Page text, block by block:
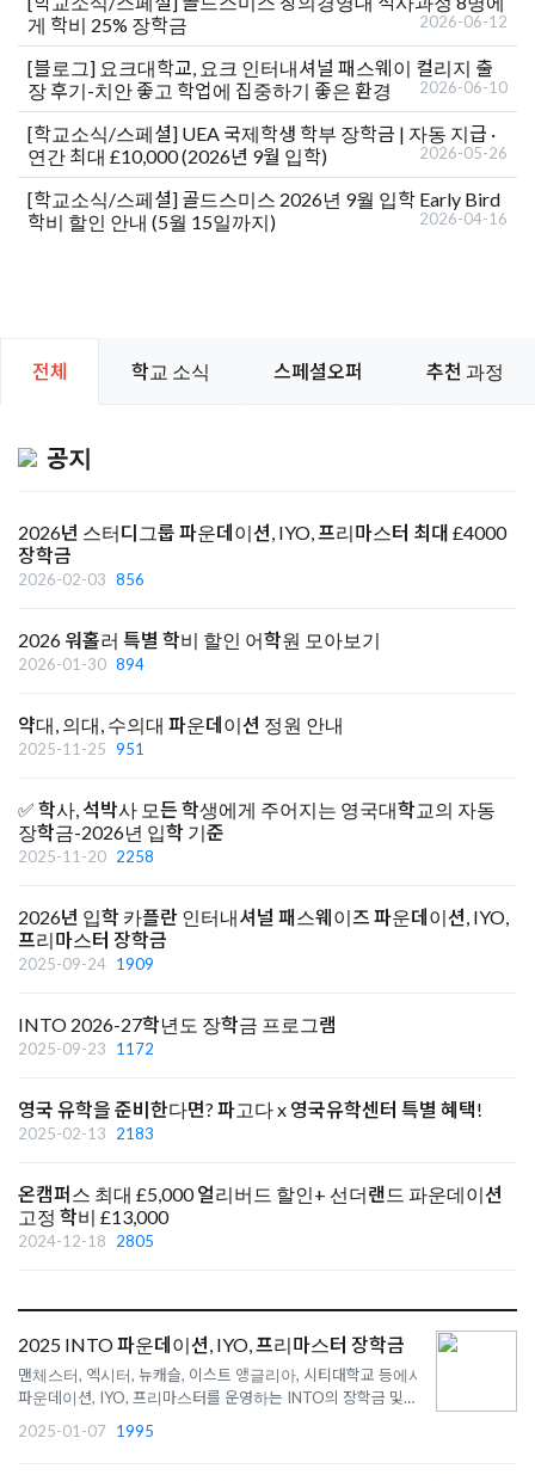
게 학비 25% 장학금
2026-06-12
[블로그] 요크대학교, 요크 인터내셔널 패스웨이 컬리지 출
장 후기-치안 좋고 학업에 집중하기 좋은 환경
2026-06-10
[학교소식/스페셜] UEA 국제학생 학부 장학금 | 자동 지급 ·
연간 최대 £10,000 (2026년 9월 입학)
2026-05-26
[학교소식/스페셜] 골드스미스 2026년 9월 입학 Early Bird
학비 할인 안내 (5월 15일까지)
2026-04-16
전체 학교 소식 스페셜오퍼 추천 과정
공지
2026년 스터디그룹 파운데이션, IYO, 프리마스터 최대 £4000
장학금
2026-02-03 856
2026 워홀러 특별 학비 할인 어학원 모아보기
2026-01-30 894
약대, 의대, 수의대 파운데이션 정원 안내
2025-11-25 951
✅ 학사, 석박사 모든 학생에게 주어지는 영국대학교의 자동
장학금-2026년 입학 기준
2025-11-20 2258
2026년 입학 카플란 인터내셔널 패스웨이즈 파운데이션, IYO,
프리마스터 장학금
2025-09-24 1909
INTO 2026-27학년도 장학금 프로그램
2025-09-23 1172
영국 유학을 준비한다면? 파고다 x 영국유학센터 특별 혜택!
2025-02-13 2183
온캠퍼스 최대 £5,000 얼리버드 할인+ 선더랜드 파운데이션
고정 학비 £13,000
2024-12-18 2805
2025 INTO 파운데이션, IYO, 프리마스터 장학금
맨체스터, 엑시터, 뉴캐슬, 이스트 앵글리아, 시티대학교 등에서
파운데이션, IYO, 프리마스터를 운영하는 INTO의 장학금 및 기
숙사 프로모션 안내 입니다.
2025-01-07 1995